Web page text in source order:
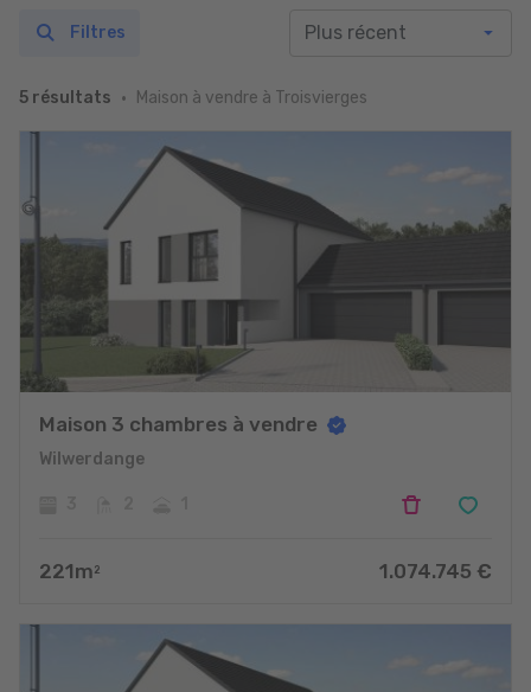
5 résultats Maison à vendre à Troisvierges
Filtres
Maison 3 chambres à vendre
Wilwerdange
221m 2 1.074.745 €